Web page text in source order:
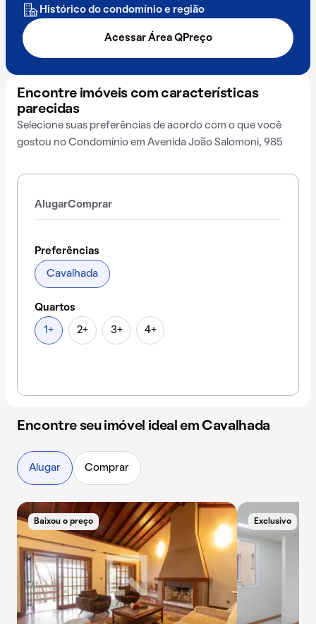
Histórico do condomínio e região
Acessar Área QPreço
Encontre imóveis com características
parecidas
Selecione suas preferências de acordo com o que você
gostou no Condomínio em Avenida João Salomoni, 985
AlugarComprar
Preferências
Cavalhada
Quartos
1+ 2+ 3+ 4+
Encontre seu imóvel ideal em Cavalhada
Baixou o preço Exclusivo
Alugar Comprar